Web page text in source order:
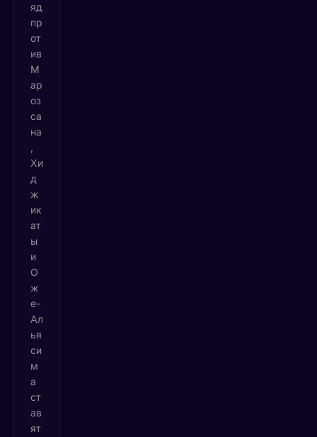
яд
пр
от
ив
М
ар
оз
са
на
Хи
д
ж
ик
ат
ы
и
О
ж
е-
Ал
ья
си
м
а
ст
ав
ят